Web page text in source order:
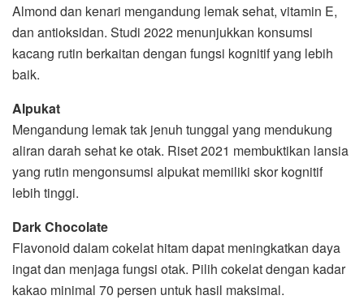
Almond dan kenari mengandung lemak sehat, vitamin E,
dan antioksidan. Studi 2022 menunjukkan konsumsi
kacang rutin berkaitan dengan fungsi kognitif yang lebih
baik.
Alpukat
Mengandung lemak tak jenuh tunggal yang mendukung
aliran darah sehat ke otak. Riset 2021 membuktikan lansia
yang rutin mengonsumsi alpukat memiliki skor kognitif
lebih tinggi.
Dark Chocolate
Flavonoid dalam cokelat hitam dapat meningkatkan daya
ingat dan menjaga fungsi otak. Pilih cokelat dengan kadar
kakao minimal 70 persen untuk hasil maksimal.